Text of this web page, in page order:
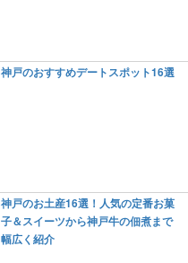
神戸のおすすめデートスポット16選
神戸のお土産16選！人気の定番お菓
子＆スイーツから神戸牛の佃煮まで
幅広く紹介